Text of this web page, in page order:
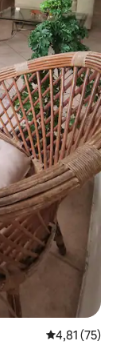
Évaluation
4,81 (75)